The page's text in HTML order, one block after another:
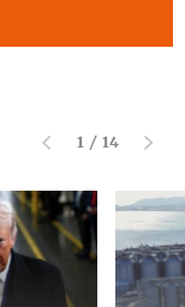
1 / 14